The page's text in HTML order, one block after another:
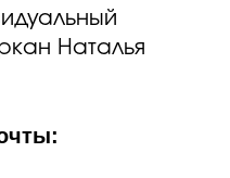
Наталья